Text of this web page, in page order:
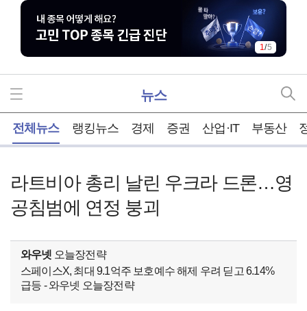
2/5
뉴스
전체뉴스 랭킹뉴스 경제 증권 산업·IT 부동산
라트비아 총리 날린 우크라 드론…영
공침범에 연정 붕괴
와우넷 오늘장전략
스페이스X, 최대 9.1억주 보호예수 해제 우려 딛고 6.14%
급등 - 와우넷 오늘장전략